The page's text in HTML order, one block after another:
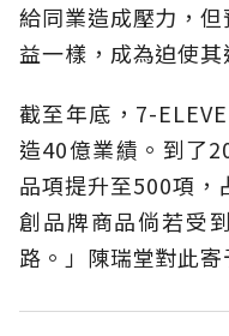
給同業造成壓力，
益一樣，成為迫使其
截至年底，7-
造40億業績。到了
品項提升至500項，
創品牌商品倘若受
路。」陳瑞堂對此寄